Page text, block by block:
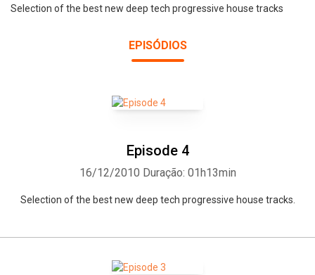
Selection of the best new deep tech progressive house tracks
EPISÓDIOS
Episode 4
16/12/2010 Duração: 01h13min
Selection of the best new deep tech progressive house tracks.